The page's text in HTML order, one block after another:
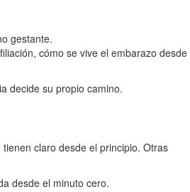
gestante.
cómo se vive el embarazo desde
decide su propio camino.
claro desde el principio. Otras
desde el minuto cero.